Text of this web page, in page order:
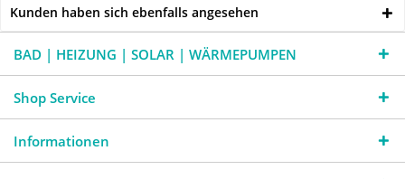
Kunden haben sich ebenfalls angesehen
BAD | HEIZUNG | SOLAR | WÄRMEPUMPEN
Shop Service
Informationen